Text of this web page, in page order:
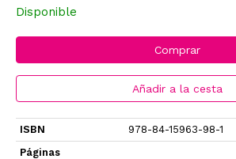
Disponible
Comprar
Añadir a la cesta
ISBN
978-84-15963-98-1
Páginas